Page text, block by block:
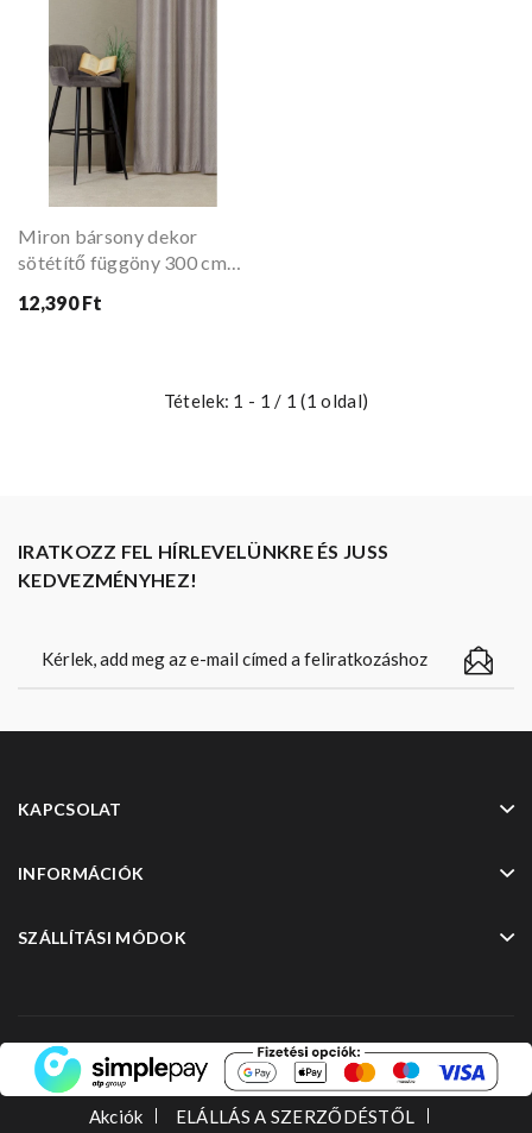
Miron bársony dekor
sötétítő függöny 300 cm
12,390 Ft
Tételek: 1 - 1 / 1 (1 oldal)
IRATKOZZ FEL HÍRLEVELÜNKRE ÉS JUSS
KEDVEZMÉNYHEZ!
KAPCSOLAT
INFORMÁCIÓK
SZÁLLÍTÁSI MÓDOK
Akciók ELÁLLÁS A SZERZŐDÉSTŐL